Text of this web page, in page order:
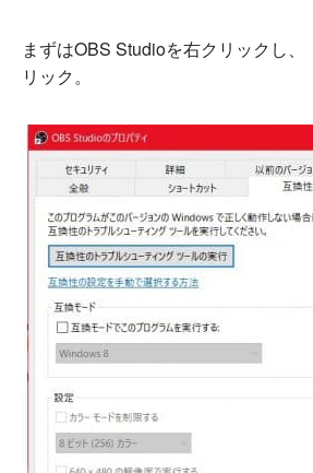
まずはOBS Studioを右クリックし、
リック。